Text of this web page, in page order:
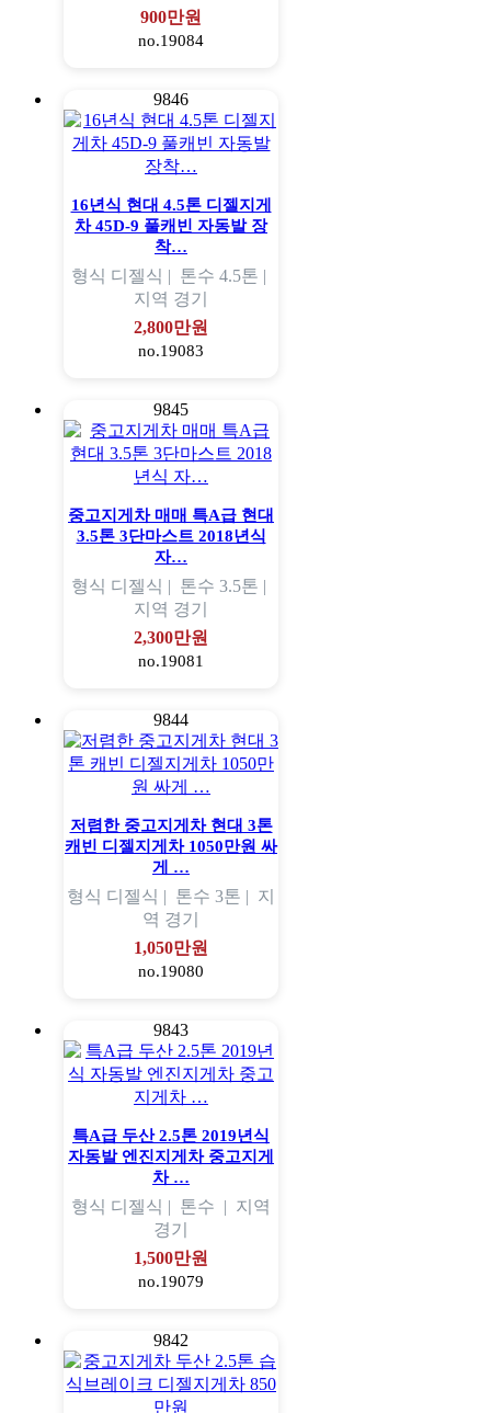
900만원
no.19084
9846
16년식 현대 4.5톤 디젤지게
차 45D-9 풀캐빈 자동발 장
착…
형식 디젤식 | 톤수 4.5톤 |
지역 경기
2,800만원
no.19083
9845
중고지게차 매매 특A급 현대
3.5톤 3단마스트 2018년식
자…
형식 디젤식 | 톤수 3.5톤 |
지역 경기
2,300만원
no.19081
9844
저렴한 중고지게차 현대 3톤
캐빈 디젤지게차 1050만원 싸
게 …
형식 디젤식 | 톤수 3톤 | 지
역 경기
1,050만원
no.19080
9843
특A급 두산 2.5톤 2019년식
자동발 엔진지게차 중고지게
차 …
형식 디젤식 | 톤수 | 지역
경기
1,500만원
no.19079
9842